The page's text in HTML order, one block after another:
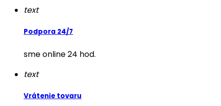
text
Podpora 24/7
sme online 24 hod.
text
Vrátenie tovaru